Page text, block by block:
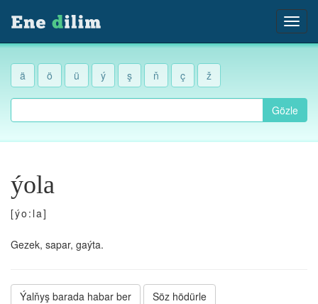
ä ö ü ý ş ň ç ž
Gözle
ýola
[ýo:la]
Gezek, sapar, gaýta.
Ýalňyş barada habar ber Söz hödürle